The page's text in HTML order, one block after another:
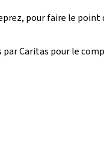
pour faire le point
Caritas pour le